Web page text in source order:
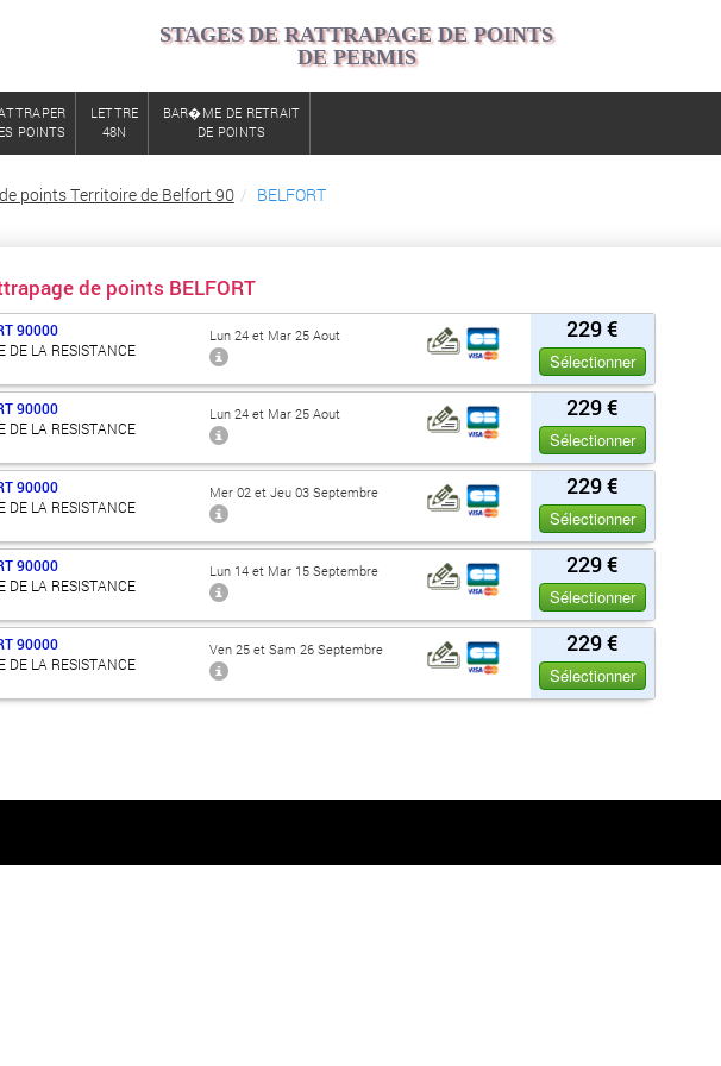
STAGES DE RATTRAPAGE DE POINTS
DE PERMIS
POINTS
LETTRE
48N
BAR�ME DE RETRAIT
DE POINTS
points Territoire de Belfort 90 BELFORT
de points BELFORT
229 €
Sélectionner
90000
DE LA RESISTANCE
Lun 24 et Mar 25 Aout
229 €
Sélectionner
90000
DE LA RESISTANCE
Lun 24 et Mar 25 Aout
229 €
Sélectionner
90000
DE LA RESISTANCE
Mer 02 et Jeu 03 Septembre
229 €
Sélectionner
90000
DE LA RESISTANCE
Lun 14 et Mar 15 Septembre
229 €
Sélectionner
90000
DE LA RESISTANCE
Ven 25 et Sam 26 Septembre